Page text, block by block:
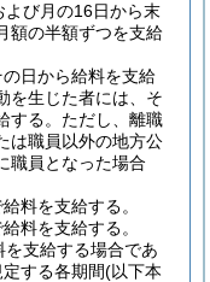
よび月の16日から末
額の半額ずつを支給
日から給料を支給
を生じた者には、そ
る。 ただし、離職
は職員以外の地方公
職員となった場合
料を支給する。
料を支給する。
支給する場合であ
定する各期間(以下本